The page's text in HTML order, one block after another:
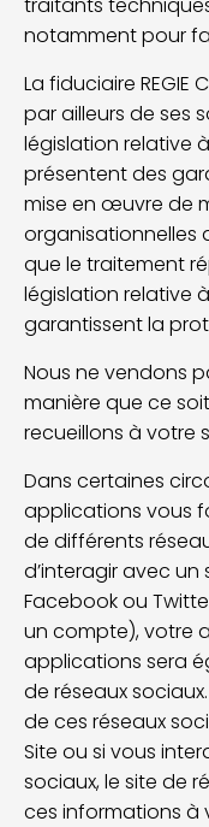
notamment pour
La fiduciaire REGIE
par ailleurs de ses
législation relative
présentent des
mise en œuvre de
organisationnelles
que le traitement
législation relative
garantissent la
Nous ne vendons
manière que ce
recueillons à votre
Dans certaines
applications vous
de différents
d’interagir avec
Facebook ou
un compte), votre
applications sera
de réseaux
de ces réseaux
Site ou si vous
sociaux, le site de
ces informations à